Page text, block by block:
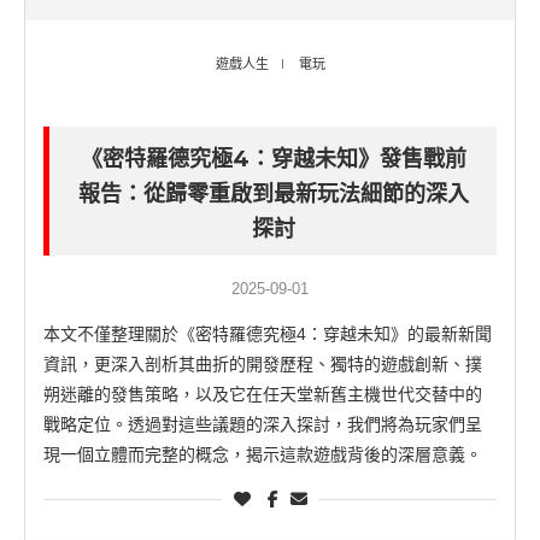
遊戲人生 電玩
《密特羅德究極4：穿越未知》發售戰前
報告：從歸零重啟到最新玩法細節的深入
探討
2025-09-01
本文不僅整理關於《密特羅德究極4：穿越未知》的最新新聞
資訊，更深入剖析其曲折的開發歷程、獨特的遊戲創新、撲
朔迷離的發售策略，以及它在任天堂新舊主機世代交替中的
戰略定位。透過對這些議題的深入探討，我們將為玩家們呈
現一個立體而完整的概念，揭示這款遊戲背後的深層意義。